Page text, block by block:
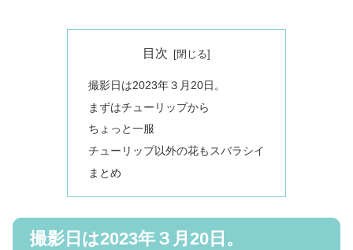
目次
撮影日は2023年３月20日。
まずはチューリップから
ちょっと一服
チューリップ以外の花もスバラシイ
まとめ
撮影日は2023年３月20日。